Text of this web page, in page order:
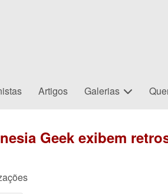
Artigos Galerias
Geek exibem